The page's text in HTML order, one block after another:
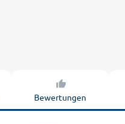
Bewertungen